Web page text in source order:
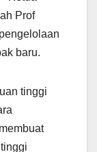
Prof
baru.
tinggi